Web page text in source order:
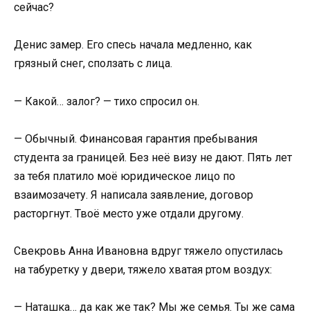
сейчас?
Денис замер. Его спесь начала медленно, как
грязный снег, сползать с лица.
— Какой… залог? — тихо спросил он.
— Обычный. Финансовая гарантия пребывания
студента за границей. Без неё визу не дают. Пять лет
за тебя платило моё юридическое лицо по
взаимозачету. Я написала заявление, договор
расторгнут. Твоё место уже отдали другому.
Свекровь Анна Ивановна вдруг тяжело опустилась
на табуретку у двери, тяжело хватая ртом воздух:
— Наташка… да как же так? Мы же семья. Ты же сама